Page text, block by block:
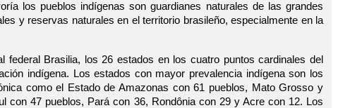
los pueblos indígenas son guardianes naturales de las grandes
y reservas naturales en el territorio brasileño, especialmente en la
federal Brasilia, los 26 estados en los cuatro puntos cardinales del
indígena. Los estados con mayor prevalencia indígena son los
como el Estado de Amazonas con 61 pueblos, Mato Grosso y
con 47 pueblos, Pará con 36, Rondônia con 29 y Acre con 12. Los